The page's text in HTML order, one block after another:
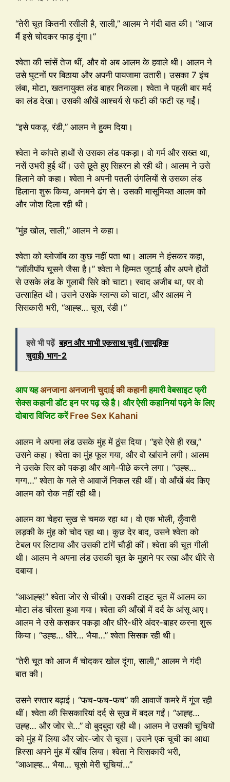
“तेरी चूत कितनी रसीली है, साली,” आलम ने गंदी बात की। “आज
मैं इसे चोदकर फाड़ दूंगा।”
श्वेता की सांसें तेज थीं, और वो अब आलम के हवाले थी। आलम ने
उसे घुटनों पर बिठाया और अपनी पायजामा उतारी। उसका 7 इंच
लंबा, मोटा, खतनायुक्त लंड बाहर निकला। श्वेता ने पहली बार मर्द
का लंड देखा। उसकी आँखें आश्चर्य से फटी की फटी रह गईं।
“इसे पकड़, रंडी,” आलम ने हुक्म दिया।
श्वेता ने कांपते हाथों से उसका लंड पकड़ा। वो गर्म और सख्त था,
नसें उभरी हुई थीं। उसे छूते हुए सिहरन हो रही थी। आलम ने उसे
हिलाने को कहा। श्वेता ने अपनी पतली उंगलियों से उसका लंड
हिलाना शुरू किया, अनमने ढंग से। उसकी मासूमियत आलम को
और जोश दिला रही थी।
“मुंह खोल, साली,” आलम ने कहा।
श्वेता को ब्लोजॉब का कुछ नहीं पता था। आलम ने हंसकर कहा,
“लॉलीपॉप चूसने जैसा है।” श्वेता ने हिम्मत जुटाई और अपने होंठों
से उसके लंड के गुलाबी सिरे को चाटा। स्वाद अजीब था, पर वो
उत्साहित थी। उसने उसके ग्लान्स को चाटा, और आलम ने
सिसकारी भरी, “आह्ह… चूस, रंडी।”
इसे भी पढ़ें बहन और भाभी एकसाथ चुदी (सामूहिक
चुदाई) भाग-2
आप यहअनजाना अनजानी चुदाई की कहानीहमारी वेबसाइट फ्री
सेक्स कहानी डॉट इन पर पढ़ रहे है। और ऐसी कहानियां पढ़ने के लिए
दोबारा विजिट करेंFree Sex Kahani
आलम ने अपना लंड उसके मुंह में ठूंस दिया। “इसे ऐसे ही रख,”
उसने कहा। श्वेता का मुंह फूल गया, और वो खांसने लगी। आलम
ने उसके सिर को पकड़ा और आगे-पीछे करने लगा। “उह्ह…
गग्ग…” श्वेता के गले से आवाजें निकल रही थीं। वो आँखें बंद किए
आलम को रोक नहीं रही थी।
आलम का चेहरा सुख से चमक रहा था। वो एक भोली, कुँवारी
लड़की के मुंह को चोद रहा था। कुछ देर बाद, उसने श्वेता को
टेबल पर लिटाया और उसकी टांगें चौड़ी कीं। श्वेता की चूत गीली
थी। आलम ने अपना लंड उसकी चूत के मुहाने पर रखा और धीरे से
दबाया।
“आआह्ह!” श्वेता जोर से चीखी। उसकी टाइट चूत में आलम का
मोटा लंड चीरता हुआ गया। श्वेता की आँखों में दर्द के आंसू आए।
आलम ने उसे कसकर पकड़ा और धीरे-धीरे अंदर-बाहर करना शुरू
किया। “उह्ह… धीरे… भैया…” श्वेता सिसक रही थी।
“तेरी चूत को आज मैं चोदकर खोल दूंगा, साली,” आलम ने गंदी
बात की।
उसने रफ्तार बढ़ाई। “फच-फच-फच” की आवाजें कमरे में गूंज रही
थीं। श्वेता की सिसकारियां दर्द से सुख में बदल गईं। “आह्ह…
उह्ह… और जोर से…” वो बुदबुदा रही थी। आलम ने उसकी चूचियों
को मुंह में लिया और जोर-जोर से चूसा। उसने एक चूची का आधा
हिस्सा अपने मुंह में खींच लिया। श्वेता ने सिसकारी भरी,
“आआह्ह… भैया… चूसो मेरी चूचियां…”